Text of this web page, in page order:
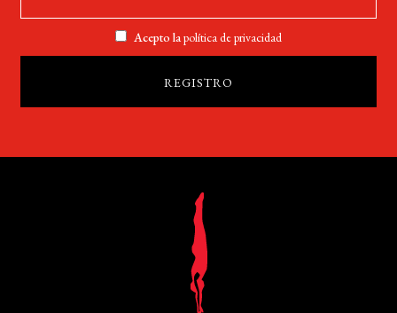
Acepto lapolítica de privacidad